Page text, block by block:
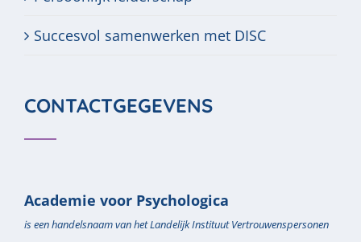
Succesvol samenwerken met DISC
CONTACTGEGEVENS
Academie voor Psychologica
is een handelsnaam van het Landelijk Instituut Vertrouwenspersonen